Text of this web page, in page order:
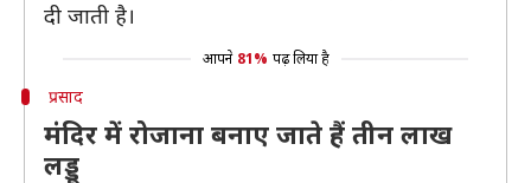
दी जाती है।
आपने 81% पढ़ लिया है
प्रसाद
मंदिर में रोजाना बनाए जाते हैं तीन लाख
लड्डू